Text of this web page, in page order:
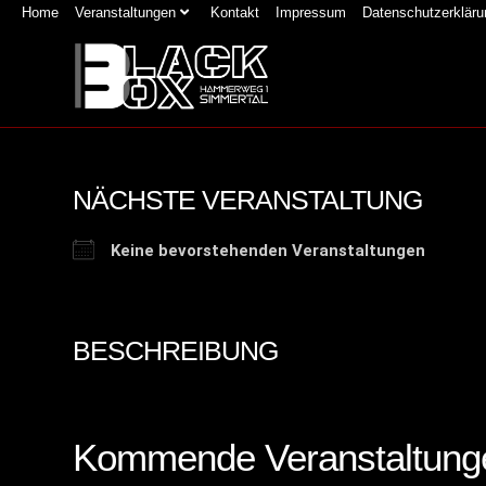
ZumHome Veranstaltungen Kontakt Impressum
NÄCHSTE VERANSTALTUNG
Keine bevorstehenden Veranstaltungen
BESCHREIBUNG
Kommende